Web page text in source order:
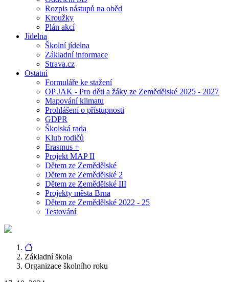
Rozpis nástupů na oběd
Kroužky
Plán akcí
Jídelna
Školní jídelna
Základní informace
Strava.cz
Ostatní
Formuláře ke stažení
OP JAK - Pro děti a žáky ze Zemědělské 2025 - 2027
Mapování klimatu
Prohlášení o přístupnosti
GDPR
Školská rada
Klub rodičů
Erasmus +
Projekt MAP II
Dětem ze Zemědělské
Dětem ze Zemědělské 2
Dětem ze Zemědělské III
Projekty města Brna
Dětem ze Zemědělské 2022 - 25
Testování
Základní škola
Organizace školního roku